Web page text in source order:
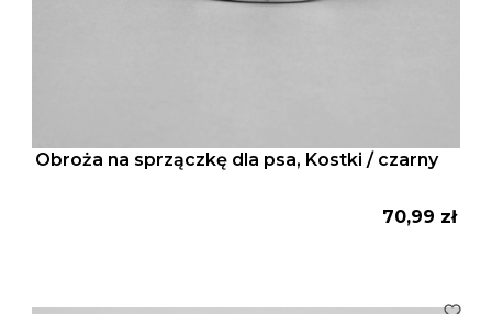
Obroża na sprzączkę dla psa, Kostki / czarny
Cena
70,99 zł